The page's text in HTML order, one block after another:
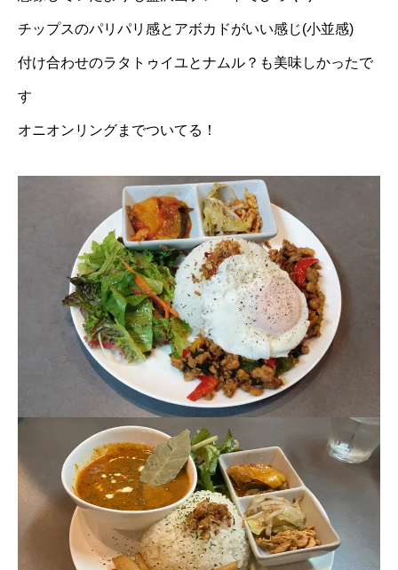
チップスのパリパリ感とアボカドがいい感じ(小並感)
付け合わせのラタトゥイユとナムル？も美味しかったで
す
オニオンリングまでついてる！